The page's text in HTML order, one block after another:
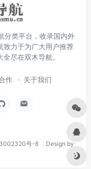
分类平台，收录国内外
致力于为广大用户推荐
尽在双木导航。
作 关于我们
号-8 Design by